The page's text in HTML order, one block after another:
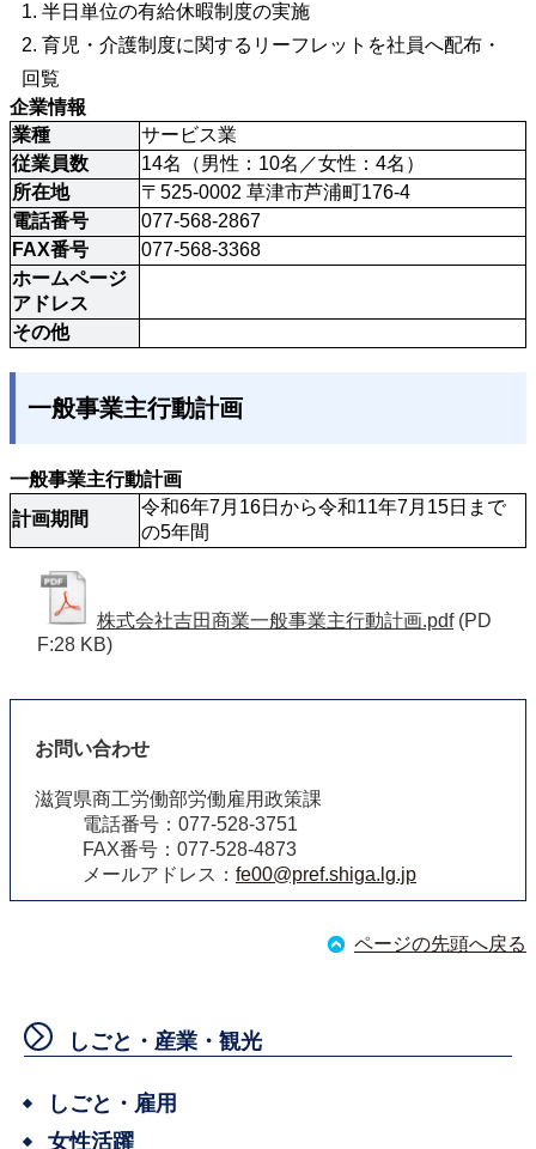
1. 半日単位の有給休暇制度の実施
2. 育児・介護制度に関するリーフレットを社員へ配布・
回覧
企業情報
業種
サービス業
従業員数
14名（男性：10名／女性：4名）
所在地
〒525-0002 草津市芦浦町176-4
電話番号
077-568-2867
FAX番号
077-568-3368
ホームページ
アドレス
その他
一般事業主行動計画
一般事業主行動計画
計画期間
令和6年7月16日から令和11年7月15日まで
の5年間
株式会社吉田商業一般事業主行動計画.pdf (PD
F:28 KB)
お問い合わせ
滋賀県商工労働部労働雇用政策課
電話番号：077-528-3751
FAX番号：077-528-4873
メールアドレス： fe00@pref.shiga.lg.jp
ページの先頭へ戻る
しごと・産業・観光
しごと・雇用
女性活躍